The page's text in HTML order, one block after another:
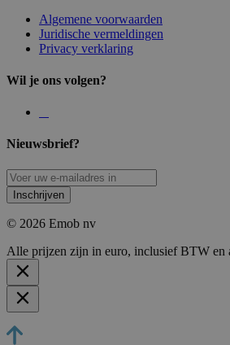
Algemene voorwaarden
Juridische vermeldingen
Privacy verklaring
Wil je ons volgen?
Nieuwsbrief?
Inschrijven
© 2026 Emob nv
Alle prijzen zijn in euro, inclusief BTW en